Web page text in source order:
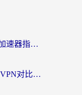
美国看世界杯总卡？这篇回国加速器指南帮你无缝刷国内资源（附苹果手机VPN设置步骤）
穿梭VPN好用吗？和FlashBackVPN对比哪个回国效果更好？